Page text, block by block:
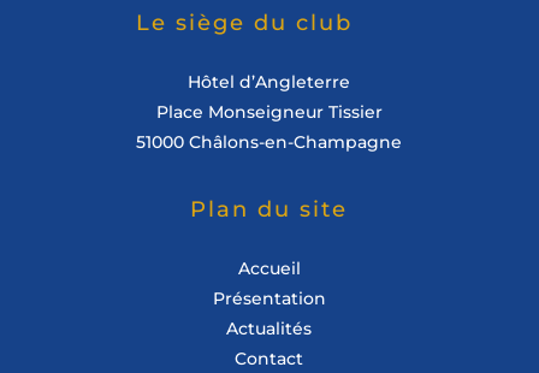
Le siège du club
Hôtel d’Angleterre
Place Monseigneur Tissier
51000 Châlons-en-Champagne
Plan du site
Accueil
Présentation
Actualités
Contact